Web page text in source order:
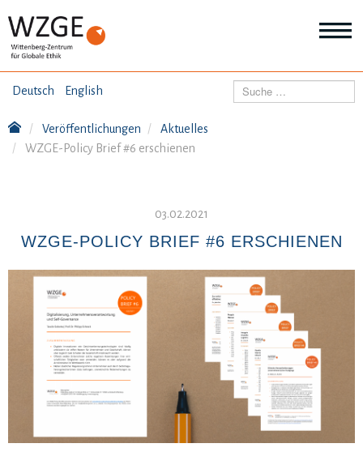
Deutsch English THEMEN
Suchen
Veröffentlichungen
Aktuelles
WZGE-Policy Brief #6 erschienen
03.02.2021
WZGE-POLICY BRIEF #6 ERSCHIENEN